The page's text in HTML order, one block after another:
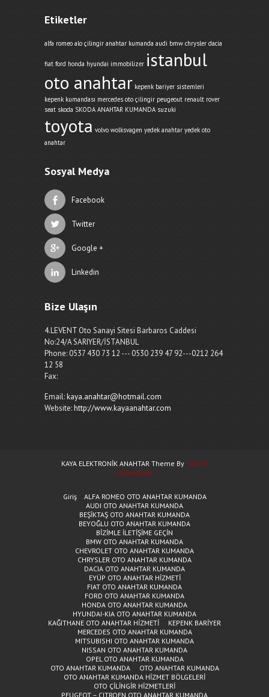
Etiketler
alfa romeo alo çilingir anahtar kumanda audi bmw chrysler dacia
fiat ford honda hyundai immobilizer istanbul
oto anahtar kepenk bariyer sistemleri
kepenk kumandası mercedes oto çilingir peugeout renault rover
seat skoda SKODA ANAHTAR KUMANDA suzuki
toyota volvo wolksvagen yedek anahtar yedek oto
anahtar
Sosyal Medya
Facebook
Twitter
Google +
Linkedin
Bize Ulaşın
4.LEVENT Oto Sanayi Sitesi Barbaros Caddesi
No:24/A SARIYER/İSTANBUL
Phone: 0537 430 73 12 --- 0530 239 47 92---0212 264
12 58
Fax:
Email:kaya.anahtar@hotmail.com
Website:http://www.kayaanahtar.com
KAYA ELEKTRONİK ANAHTAR Theme By SKT IT
Consultant
Giriş
ALFA ROMEO OTO ANAHTAR KUMANDA
AUDI OTO ANAHTAR KUMANDA
BEŞİKTAŞ OTO ANAHTAR KUMANDA
BEYOĞLU OTO ANAHTAR KUMANDA
BİZİMLE İLETİŞİME GEÇİN
BMW OTO ANAHTAR KUMANDA
CHEVROLET OTO ANAHTAR KUMANDA
CHRYSLER OTO ANAHTAR KUMANDA
DACIA OTO ANAHTAR KUMANDA
EYÜP OTO ANAHTAR HİZMETİ
FIAT OTO ANAHTAR KUMANDA
FORD OTO ANAHTAR KUMANDA
HONDA OTO ANAHTAR KUMANDA
HYUNDAI-KIA OTO ANAHTAR KUMANDA
KAĞITHANE OTO ANAHTAR HİZMETİ
KEPENK BARİYER
MERCEDES OTO ANAHTAR KUMANDA
MITSUBISHI OTO ANAHTAR KUMANDA
NISSAN OTO ANAHTAR KUMANDA
OPEL OTO ANAHTAR KUMANDA
OTO ANAHTAR KUMANDA
OTO ANAHTAR KUMANDA
OTO ANAHTAR KUMANDA HİZMET BÖLGELERİ
OTO ÇİLİNGİR HİZMETLERİ
PEUGEOT – CITROEN OTO ANAHTAR KUMANDA